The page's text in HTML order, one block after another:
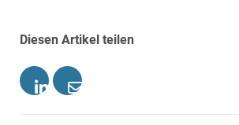
Diesen Artikel teilen